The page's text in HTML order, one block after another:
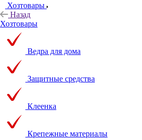
Хозтовары
Назад
Хозтовары
Ведра для дома
Защитные средства
Клеенка
Крепежные материалы